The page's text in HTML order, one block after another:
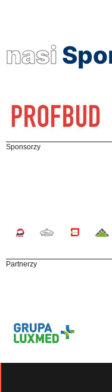
nasi
Sponsorzy
Partnerzy